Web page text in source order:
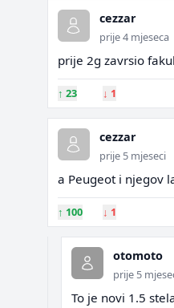
cezzar
prije 4 mjeseca
prije 2g zavrsio
↑ 23 ↓ 1
cezzar
prije 5 mjeseci
a Peugeot i njegov
↑ 100 ↓ 1
otomoto
prije 5
To je novi 1.5